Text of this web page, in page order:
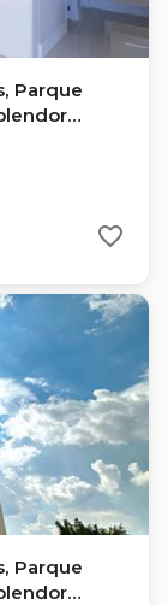
Parque
Parque